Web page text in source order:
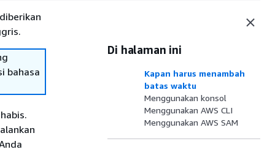
bahasa
Di halaman ini
Kapan harus menambah
batas waktu
Menggunakan konsol
Menggunakan AWS CLI
Menggunakan AWS SAM